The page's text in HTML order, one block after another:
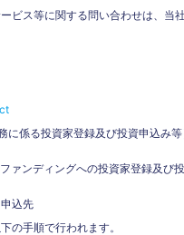
ビス等に関する問い合わせは、当
に係る投資家登録及び投資申込み等
ァンディングへの投資家登録及び
込先
の手順で行われます。